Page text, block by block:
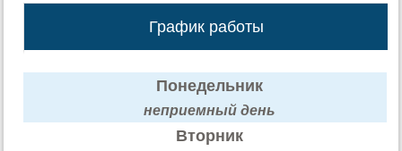
График работы
Понедельник
неприемный день
Вторник